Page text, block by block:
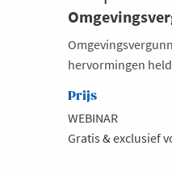
hervormingen
Prijs
WEBINAR
Gratis & exclusief